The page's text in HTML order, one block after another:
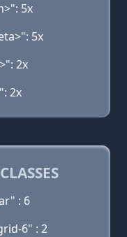
5x
5x
2x
2x
: 6
6" : 2